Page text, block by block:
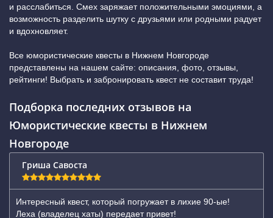
и расслабиться. Смех заряжает положительными эмоциями, а
возможность разделить шутку с друзьями или родными радует
и вдохновляет.
Все юмористические квесты в Нижнем Новгороде
представлены на нашем сайте: описания, фото, отзывы,
рейтинги! Выбрать и забронировать квест не составит труда!
Подборка последних отзывов на
Юмористические квесты в Нижнем
Новгороде
Гриша Савоста
Интересный квест, который погружает в лихие 90-ые!
Леха (владелец хаты) передает привет!